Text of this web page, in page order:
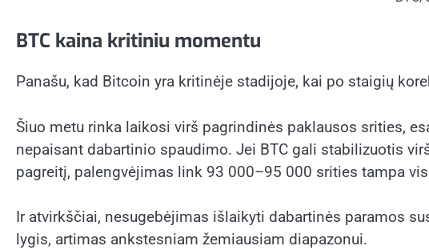
BTC kaina kritiniu momentu
Panašu, kad Bitcoin yra kritinėje stadijoje, kai po staigių
Šiuo metu rinka laikosi virš pagrindinės paklausos srities,
nepaisant dabartinio spaudimo. Jei BTC gali stabilizuotis
pagreitį, palengvėjimas link 93 000–95 000 srities tampa
Ir atvirkščiai, nesugebėjimas išlaikyti dabartinės paramos
lygis, artimas ankstesniam žemiausiam diapazonui.